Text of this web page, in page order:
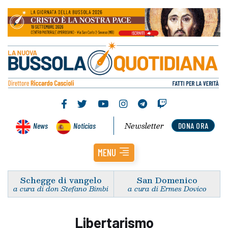
News Noticias DONA ORA
Newsletter
MENU
Schegge di vangelo
a cura di don Stefano Bimbi
San Domenico
a cura di Ermes Dovico
Libertarismo